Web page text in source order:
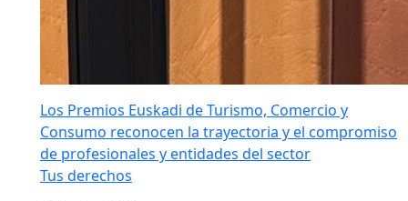
Los Premios Euskadi de Turismo, Comercio y
Consumo reconocen la trayectoria y el compromiso
de profesionales y entidades del sector
Tus derechos